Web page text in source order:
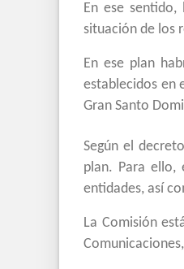
En ese
situación de los
En ese plan
establecidos en
Gran Santo
Según el
plan. Para ello,
entidades, así
La Comisión